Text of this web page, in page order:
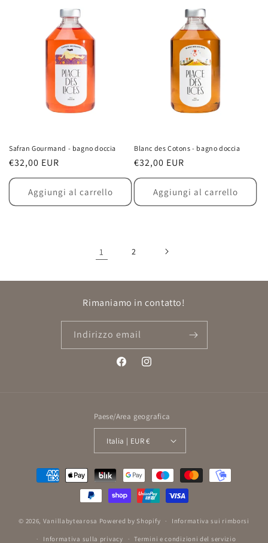
Safran Gourmand - bagno doccia
Prezzo
di
listino
€32,00 EUR
Aggiungi al carrello
Blanc des Cotons - bagno doccia
Prezzo
di
listino
€32,00 EUR
Aggiungi al carrello
1 2
Rimaniamo in contatto!
Indirizzo email
FacebookInstagram
Paese/Area geografica
Italia | EUR €
Metodi
© 2026, Vanillabytearosa Powered by Shopify Informativa sui rimborsi
Informativa sulla privacy Termini e condizioni del servizio